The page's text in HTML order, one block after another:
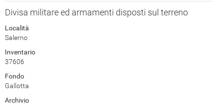
Divisa militare ed armamenti disposti sul terreno
Località
Salerno
Inventario
37606
Fondo
Gallotta
Archivio